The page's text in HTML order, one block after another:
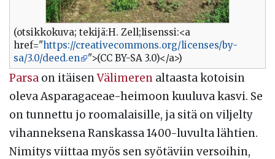
(otsikkokuva; tekijä:H. Zell;lisenssi:<a
href="https://creativecommons.org/licenses/by-
sa/3.0/deed.en
">(CC BY-SA 3.0)</a>)
Parsa on itäisenVälimeren altaasta kotoisin
oleva Asparagaceae-heimoon kuuluva kasvi. Se
on tunnettu jo roomalaisille, ja sitä on viljelty
vihanneksena Ranskassa 1400-luvulta lähtien.
Nimitys viittaa myös sen syötäviin versoihin,